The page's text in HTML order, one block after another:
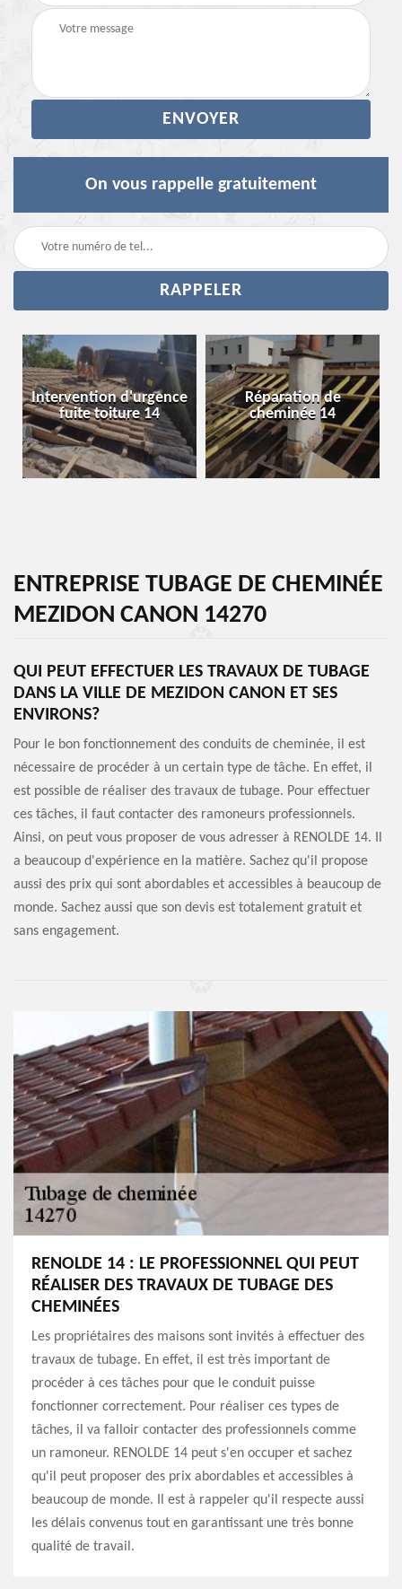
On vous rappelle gratuitement
Intervention d'urgence
fuite toiture 14
Réparation de
cheminée 14
ENTREPRISE TUBAGE DE CHEMINÉE
MEZIDON CANON 14270
QUI PEUT EFFECTUER LES TRAVAUX DE TUBAGE
DANS LA VILLE DE MEZIDON CANON ET SES
ENVIRONS?
Pour le bon fonctionnement des conduits de cheminée, il est
nécessaire de procéder à un certain type de tâche. En effet, il
est possible de réaliser des travaux de tubage. Pour effectuer
ces tâches, il faut contacter des ramoneurs professionnels.
Ainsi, on peut vous proposer de vous adresser à RENOLDE 14. Il
a beaucoup d'expérience en la matière. Sachez qu'il propose
aussi des prix qui sont abordables et accessibles à beaucoup de
monde. Sachez aussi que son devis est totalement gratuit et
sans engagement.
RENOLDE 14 : LE PROFESSIONNEL QUI PEUT
RÉALISER DES TRAVAUX DE TUBAGE DES
CHEMINÉES
Les propriétaires des maisons sont invités à effectuer des
travaux de tubage. En effet, il est très important de
procéder à ces tâches pour que le conduit puisse
fonctionner correctement. Pour réaliser ces types de
tâches, il va falloir contacter des professionnels comme
un ramoneur. RENOLDE 14 peut s'en occuper et sachez
qu'il peut proposer des prix abordables et accessibles à
beaucoup de monde. Il est à rappeler qu'il respecte aussi
les délais convenus tout en garantissant une très bonne
qualité de travail.